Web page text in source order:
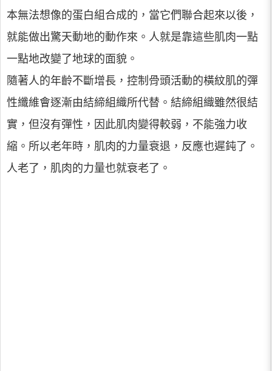
本無法想像的蛋白組合成的，當它們聯合起來以後，
就能做出驚天動地的動作來。人就是靠這些肌肉一點
一點地改變了地球的面貌。
隨著人的年齡不斷增長，控制骨頭活動的橫紋肌的彈
性纖維會逐漸由結締組織所代替。結締組織雖然很結
實，但沒有彈性，因此肌肉變得較弱，不能強力收
縮。所以老年時，肌肉的力量衰退，反應也遲鈍了。
人老了，肌肉的力量也就衰老了。